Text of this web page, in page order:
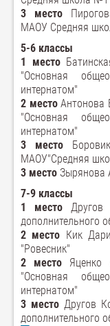
3 место
МАОУ Средняя
5-6 классы
1 место
"Основная
интернатом"
2 местоАнтонова
"Основная
интернатом"
3 место
МАОУ"Средняя
3 место Зырянова
7-9 классы
1 местоДругов
дополнительного
2 место Кик
"Ровесник"
2 место Яценко
"Основная
интернатом"
3 место Другов
дополнительного